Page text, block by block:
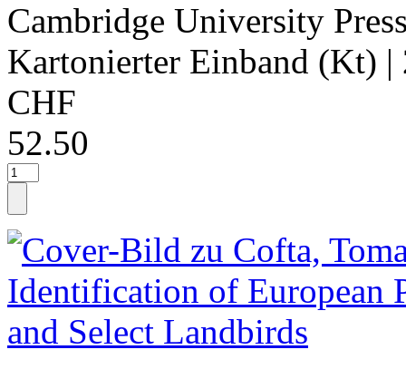
Cambridge University
Kartonierter Einband (Kt) |
CHF
52.50